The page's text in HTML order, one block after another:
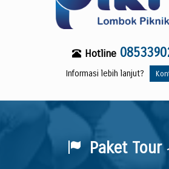
Hotline
Informasi lebih lanjut?
Paket Tour